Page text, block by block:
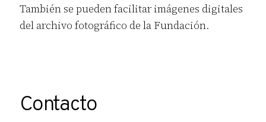
También se pueden facilitar imágenes digitales
del archivo fotográfico de la Fundación.
Contacto